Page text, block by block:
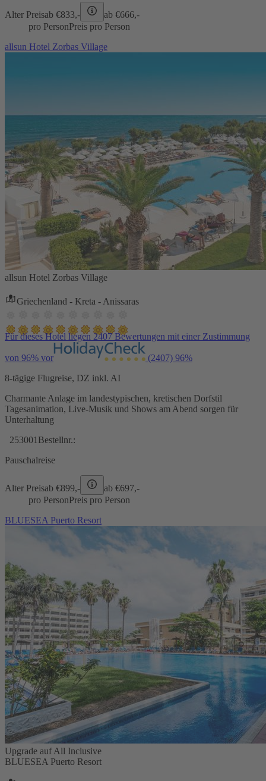
Alter Preisab €833,- ab €666,-
pro PersonPreis pro Person
allsun Hotel Zorbas Village
allsun Hotel Zorbas Village
Griechenland - Kreta - Anissaras
Für dieses Hotel liegen 2407 Bewertungen mit einer Zustimmung
von 96% vor (2407) 96%
8-tägige Flugreise, DZ inkl. AI
Charmante Anlage im landestypischen, kretischen Dorfstil
Tagesanimation, Live-Musik und Shows am Abend sorgen für
Unterhaltung
253001 Bestellnr.:
Pauschalreise
Alter Preisab €899,- ab €697,-
pro PersonPreis pro Person
BLUESEA Puerto Resort
Upgrade auf All Inclusive
BLUESEA Puerto Resort